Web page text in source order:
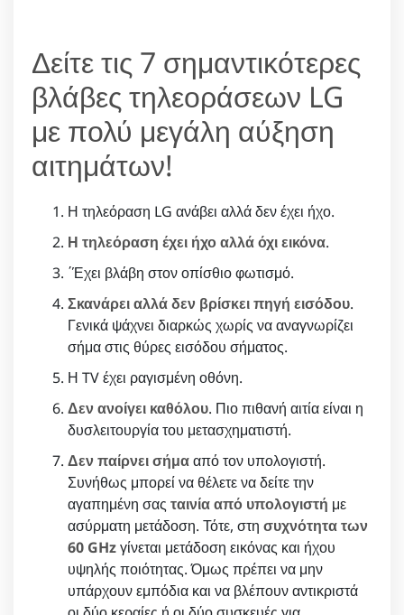
Δείτε τις 7 σημαντικότερες
βλάβες τηλεοράσεων LG
με πολύ μεγάλη αύξηση
αιτημάτων!
Η τηλεόραση LG ανάβει αλλά δεν έχει ήχο.
Η τηλεόραση έχει ήχο αλλά όχι εικόνα.
΄Έχει βλάβη στον οπίσθιο φωτισμό.
Σκανάρει αλλά δεν βρίσκει πηγή εισόδου.
Γενικά ψάχνει διαρκώς χωρίς να αναγνωρίζει
σήμα στις θύρες εισόδου σήματος.
Η TV έχει ραγισμένη οθόνη.
Δεν ανοίγει καθόλου. Πιο πιθανή αιτία είναι η
δυσλειτουργία του μετασχηματιστή.
Δεν παίρνει σήμααπό τον υπολογιστή.
Συνήθως μπορεί να θέλετε να δείτε την
αγαπημένη σας ταινία από υπολογιστή με
ασύρματη μετάδοση. Τότε, στη συχνότητα των
60 GHzγίνεται μετάδοση εικόνας και ήχου
υψηλής ποιότητας. Όμως πρέπει να μην
υπάρχουν εμπόδια και να βλέπουν αντικριστά